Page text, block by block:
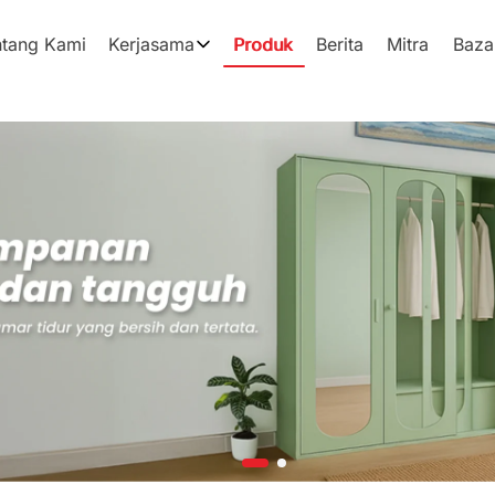
Kami Kerjasama Produk Berita Mitra